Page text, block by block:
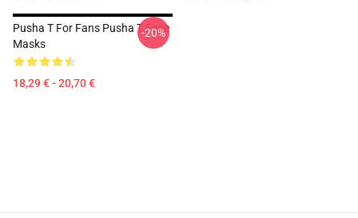
Pusha T For Fans Pusha T Face
Masks
18,29 € - 20,70 €
-20%